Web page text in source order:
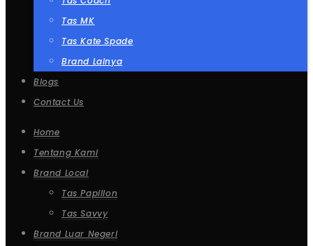
Tas MK
Tas Kate Spade
Brand Lainya
Blogs
Contact Us
Home
Tentang Kami
Brand Local
Tas Papillon
Tas Savvy
Brand Luar Negeri